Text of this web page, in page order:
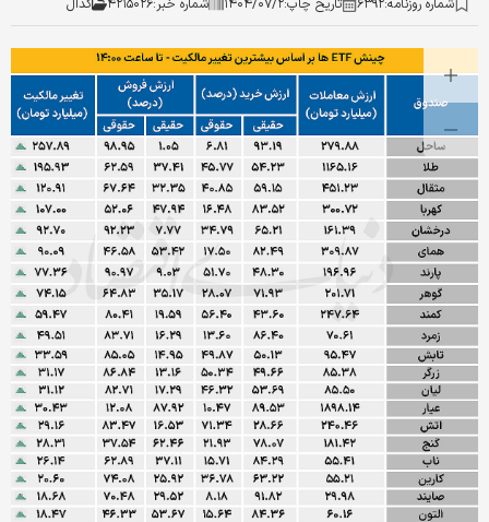
شماره روزنامه:۶۳۹۲ تاریخ چاپ:۱۴۰۴/۰۷/۲ شماره خبر:۴۲۱۵۰۲۶ کدال